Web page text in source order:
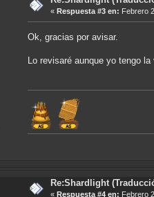
« Respuesta #3 en: Febrero
Ok, gracias por avisar.
Lo revisaré aunque yo tengo
Re:Shardlight
« Respuesta #4 en: Febrero